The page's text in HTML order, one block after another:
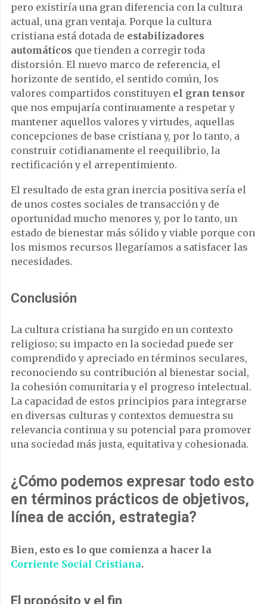
pero existiría una gran diferencia con la cultura
actual, una gran ventaja. Porque la cultura
cristiana está dotada de estabilizadores
automáticos que tienden a corregir toda
distorsión. El nuevo marco de referencia, el
horizonte de sentido, el sentido común, los
valores compartidos constituyen el gran tensor
que nos empujaría continuamente a respetar y
mantener aquellos valores y virtudes, aquellas
concepciones de base cristiana y, por lo tanto, a
construir cotidianamente el reequilibrio, la
rectificación y el arrepentimiento.
El resultado de esta gran inercia positiva sería el
de unos costes sociales de transacción y de
oportunidad mucho menores y, por lo tanto, un
estado de bienestar más sólido y viable porque con
los mismos recursos llegaríamos a satisfacer las
necesidades.
Conclusión
La cultura cristiana ha surgido en un contexto
religioso; su impacto en la sociedad puede ser
comprendido y apreciado en términos seculares,
reconociendo su contribución al bienestar social,
la cohesión comunitaria y el progreso intelectual.
La capacidad de estos principios para integrarse
en diversas culturas y contextos demuestra su
relevancia continua y su potencial para promover
una sociedad más justa, equitativa y cohesionada.
¿Cómo podemos expresar todo esto
en términos prácticos de objetivos,
línea de acción, estrategia?
Bien, esto es lo que comienza a hacer la
Corriente Social Cristiana.
El propósito y el fin